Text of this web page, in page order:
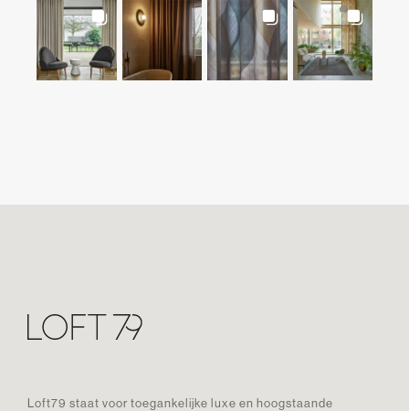
Loft79 staat voor toegankelijke luxe en hoogstaande